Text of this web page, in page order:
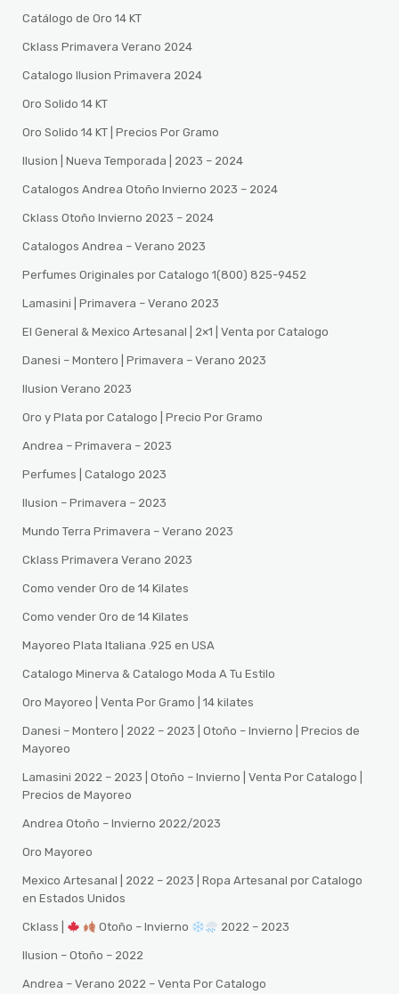
Catálogo de Oro 14 KT
Cklass Primavera Verano 2024
Catalogo Ilusion Primavera 2024
Oro Solido 14 KT
Oro Solido 14 KT | Precios Por Gramo
Ilusion | Nueva Temporada | 2023 – 2024
Catalogos Andrea Otoño Invierno 2023 – 2024
Cklass Otoño Invierno 2023 – 2024
Catalogos Andrea – Verano 2023
Perfumes Originales por Catalogo 1(800) 825-9452
Lamasini | Primavera – Verano 2023
El General & Mexico Artesanal | 2×1 | Venta por Catalogo
Danesi – Montero | Primavera – Verano 2023
Ilusion Verano 2023
Oro y Plata por Catalogo | Precio Por Gramo
Andrea – Primavera – 2023
Perfumes | Catalogo 2023
Ilusion – Primavera – 2023
Mundo Terra Primavera – Verano 2023
Cklass Primavera Verano 2023
Como vender Oro de 14 Kilates
Como vender Oro de 14 Kilates
Mayoreo Plata Italiana .925 en USA
Catalogo Minerva & Catalogo Moda A Tu Estilo
Oro Mayoreo | Venta Por Gramo | 14 kilates
Danesi – Montero | 2022 – 2023 | Otoño – Invierno | Precios de
Mayoreo
Lamasini 2022 – 2023 | Otoño – Invierno | Venta Por Catalogo |
Precios de Mayoreo
Andrea Otoño – Invierno 2022/2023
Oro Mayoreo
Mexico Artesanal | 2022 – 2023 | Ropa Artesanal por Catalogo
en Estados Unidos
Cklass | Otoño – Invierno 2022 – 2023
Ilusion – Otoño – 2022
Andrea – Verano 2022 – Venta Por Catalogo